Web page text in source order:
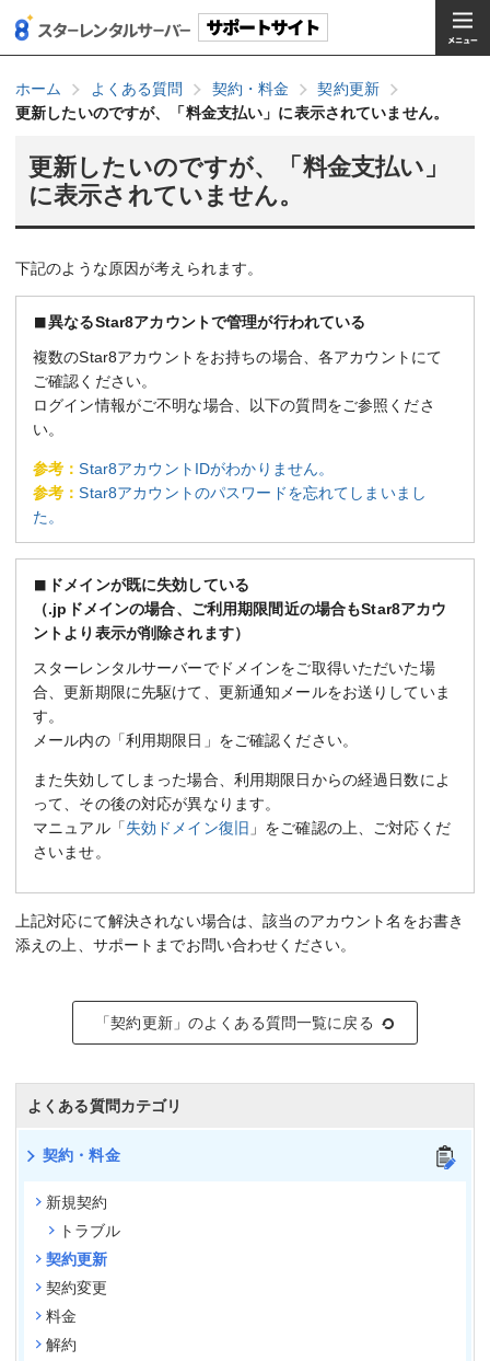
ホーム よくある質問 契約・料金
契約更新
更新したいのですが、「料金支払い」に表示されていません。
更新したいのですが、「料金支払い」
に表示されていません。
下記のような原因が考えられます。
異なるStar8アカウントで管理が行われている
複数のStar8アカウントをお持ちの場合、各アカウントにて
ご確認ください。
ログイン情報がご不明な場合、以下の質問をご参照くださ
い。
参考：Star8アカウントIDがわかりません。
参考：Star8アカウントのパスワードを忘れてしまいまし
た。
ドメインが既に失効している
（.jpドメインの場合、ご利用期限間近の場合もStar8アカウ
ントより表示が削除されます）
スターレンタルサーバーでドメインをご取得いただいた場
合、更新期限に先駆けて、更新通知メールをお送りしていま
す。
メール内の「利用期限日」をご確認ください。
また失効してしまった場合、利用期限日からの経過日数によ
って、その後の対応が異なります。
マニュアル「失効ドメイン復旧 」をご確認の上、ご対応くだ
さいませ。
上記対応にて解決されない場合は、該当のアカウント名をお書き
添えの上、サポートまでお問い合わせください。
「契約更新」のよくある質問一覧に戻る
よくある質問カテゴリ
契約・料金
新規契約
トラブル
契約更新
契約変更
料金
解約